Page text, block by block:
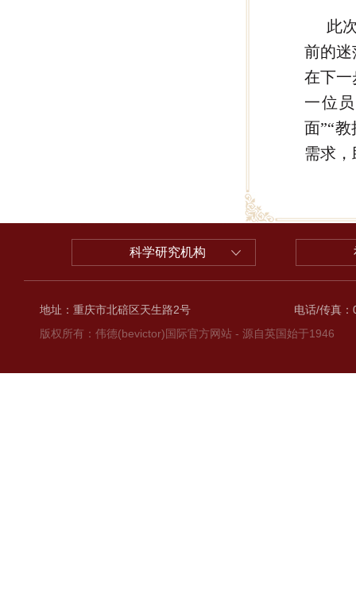
此
前的
在下
一位
面”“
需求
科学研究机构
地址：重庆市北碚区天生路2号
电话/传真
版权所有：伟德(bevictor)国际官方网站 - 源自英国始于1946